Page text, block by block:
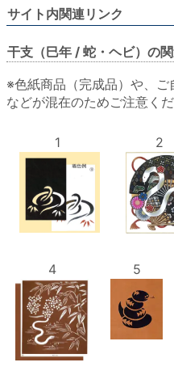
サイト内関連リンク
干支（巳年 / 蛇・ヘビ）の
※色紙商品（完成品）や、
などが混在のためご注意くだ
1 2
4 5